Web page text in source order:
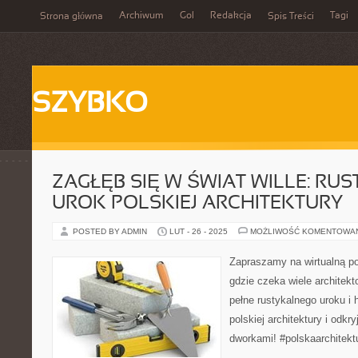
Strona główna Archiwum Gol Redakcja Spis Treści Tagi
SZYBKO
ZAGŁĘB SIĘ W ŚWIAT WILLE:
UROK POLSKIEJ ARCHITEKTURY
POSTED BY ADMIN LUT - 26 - 2025 MOŻLIWOŚĆ
Zapraszamy na wirtualną
gdzie czeka wiele
pełne rustykalnego uroku i
polskiej architektury i
dworkami!